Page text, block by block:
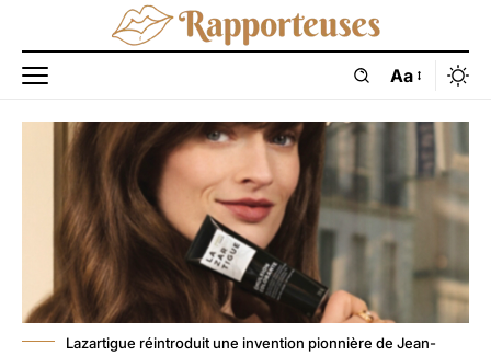
Aa
Lazartigue réintroduit une invention pionnière de Jean-